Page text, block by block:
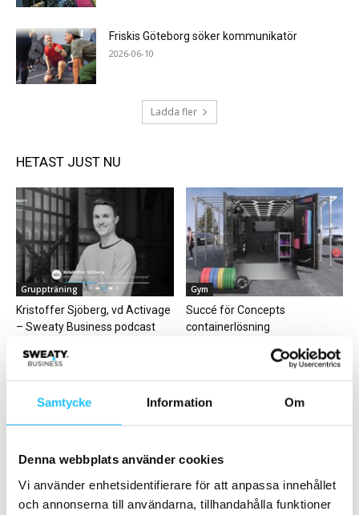
Samtycke Information Om
Denna webbplats använder cookies
Vi använder enhetsidentifierare för att anpassa innehållet
och annonserna till användarna, tillhandahålla funktioner
Friskis Göteborg söker kommunikatör
2026-06-10
Ladda fler
HETAST JUST NU
Gruppträning
Kristoffer Sjöberg, vd Activage
– Sweaty Business podcast
Gym
Succé för Concepts
containerlösning
Business
resultat och fortsatt tillväxt
Business
nya satsning på styrketräning